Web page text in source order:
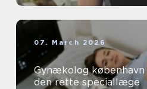
07. March 2026
Gynækolog københavn sådan finder du
den rette speciallæge